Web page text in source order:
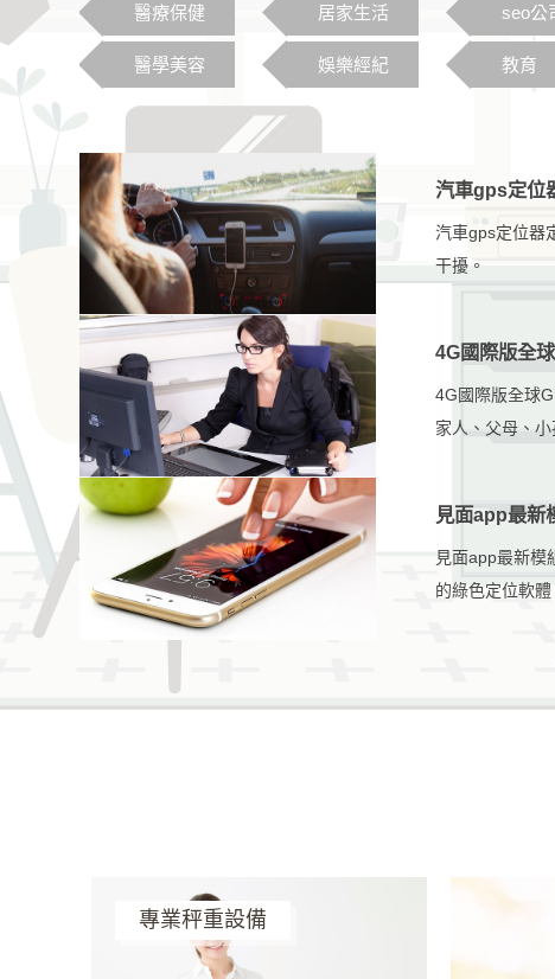
醫療保健 居家生活 seo公
醫學美容 娛樂經紀 教育
汽車gps定位
汽車gps定位器
干擾。
4G國際版全
4G國際版全球
家人、父母、
見面app最新
見面app最新模
的綠色定位軟
專業秤重設備